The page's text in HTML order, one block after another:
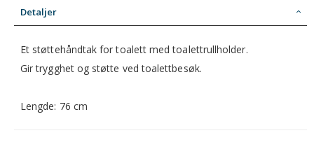
Detaljer
Et støttehåndtak for toalett med toalettrullholder.
Gir trygghet og støtte ved toalettbesøk.
Lengde: 76 cm